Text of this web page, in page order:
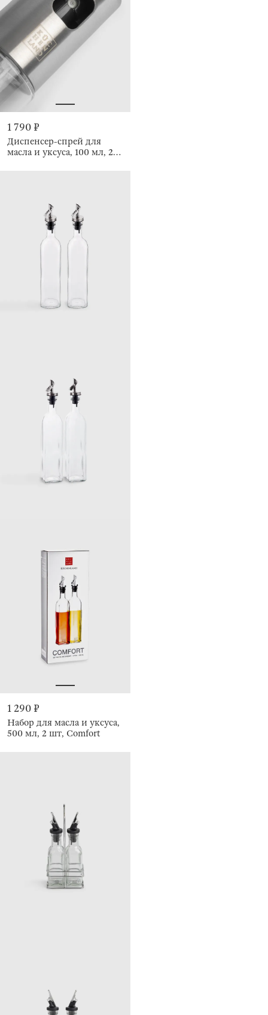
1 790 ₽
Диспенсер-спрей для
масла и уксуса, 100 мл, 2
1 290 ₽
Набор для масла и уксуса,
500 мл, 2 шт, Comfort